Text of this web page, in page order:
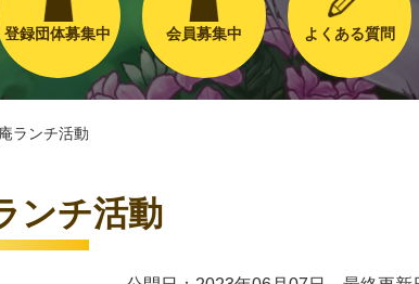
登録団体募集中 会員募集中 よくある質問
ランチ活動
ンチ活動